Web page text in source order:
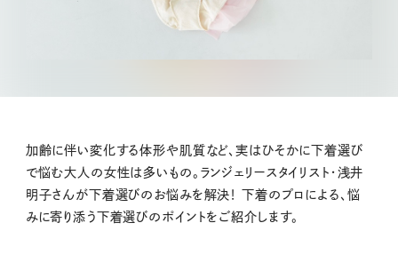
加齢に伴い変化する体形や肌質など、実はひそかに下着選び
で悩む大人の女性は多いもの。ランジェリースタイリスト・浅井
明子さんが下着選びのお悩みを解決！ 下着のプロによる、悩
みに寄り添う下着選びのポイントをご紹介します。